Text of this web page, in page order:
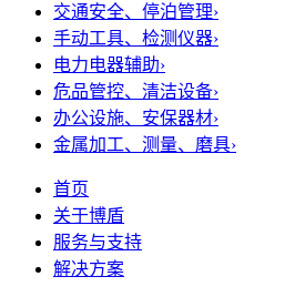
交通安全、停泊管理›
手动工具、检测仪器›
电力电器辅助›
危品管控、清洁设备›
办公设施、安保器材›
金属加工、测量、磨具›
首页
关于博盾
服务与支持
解决方案